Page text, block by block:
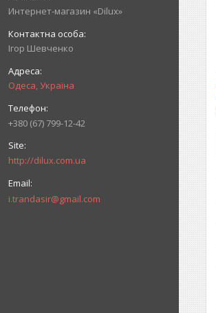
Интернет-магазин «Dilux»
Ігор Шевченко
Одеса, Україна
+380 (67) 799-12-42
http://dilux.com.ua
i.trandasir@gmail.com